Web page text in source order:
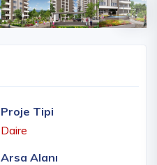
Proje Tipi
Daire
Arsa Alanı